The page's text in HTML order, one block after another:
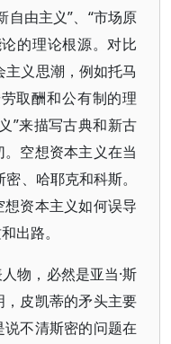
自由主义”、“市场原
的理论根源。对比
义思潮，例如托马
取酬和公有制的理
”来描写古典和新古
空想资本主义在当
、哈耶克和科斯。
资本主义如何误导
出路。
物，必然是亚当·斯
皮凯蒂的矛头主要
不清斯密的问题在